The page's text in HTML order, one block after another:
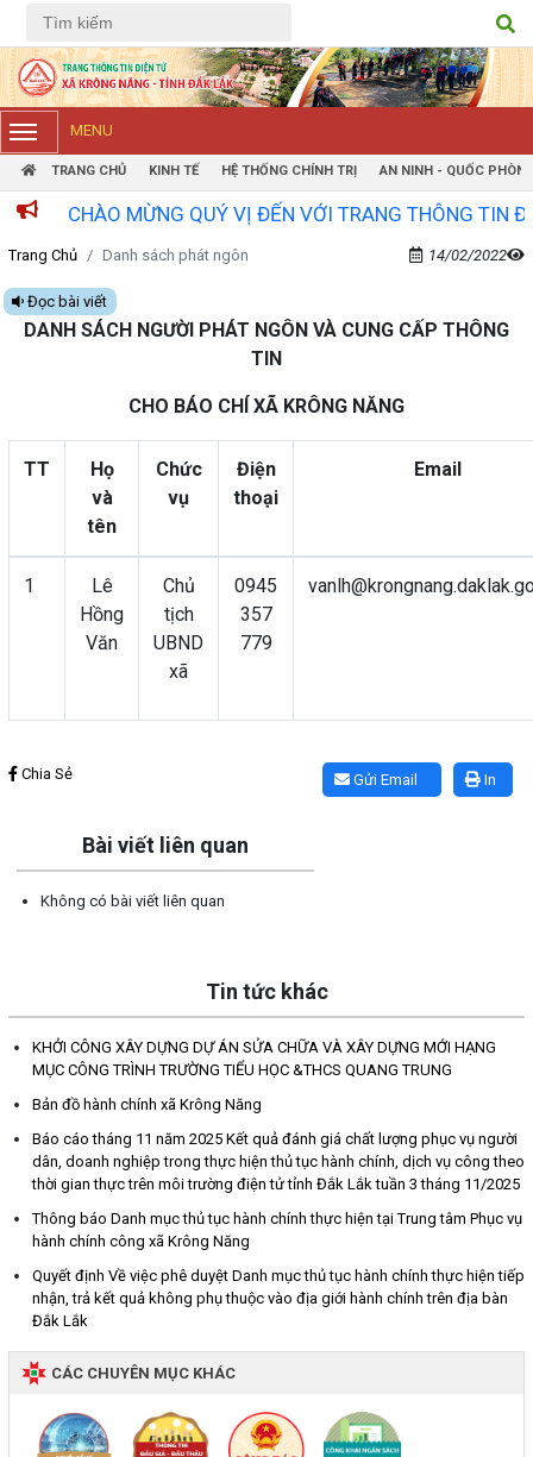
Tiếng Việt Tiếng Anh
MENU
TRANG CHỦ KINH TẾ HỆ THỐNG CHÍNH TRỊ AN NINH - QUỐC
CHÀO MỪNG QUÝ VỊ ĐẾN VỚI TRANG THÔNG TIN ĐIỆN
Trang Chủ Danh sách phát ngôn 14/02/2022
Đọc bài viết
DANH SÁCH NGƯỜI PHÁT NGÔN VÀ CUNG CẤP THÔNG
TIN
CHO BÁO CHÍ XÃ KRÔNG NĂNG
TT
Họ
và
tên
Chức
vụ
Điện
thoại
Email
1
Lê
Hồng
Văn
Chủ
tịch
UBND
xã
0945
357
779
In
Gửi Email
Chia Sẻ
Bài viết liên quan
Không có bài viết liên quan
Tin tức khác
KHỞI CÔNG XÂY DỰNG DỰ ÁN SỬA CHỮA VÀ XÂY DỰNG MỚI HẠNG
MỤC CÔNG TRÌNH TRƯỜNG TIỂU HỌC &THCS QUANG TRUNG
Bản đồ hành chính xã Krông Năng
Báo cáo tháng 11 năm 2025 Kết quả đánh giá chất lượng phục vụ người
dân, doanh nghiệp trong thực hiện thủ tục hành chính, dịch vụ công theo
thời gian thực trên môi trường điện tử tỉnh Đắk Lắk tuần 3 tháng 11/2025
Thông báo Danh mục thủ tục hành chính thực hiện tại Trung tâm Phục vụ
hành chính công xã Krông Năng
Quyết định Về việc phê duyệt Danh mục thủ tục hành chính thực hiện tiếp
nhận, trả kết quả không phụ thuộc vào địa giới hành chính trên địa bàn
Đắk Lắk
CÁC CHUYÊN MỤC KHÁC